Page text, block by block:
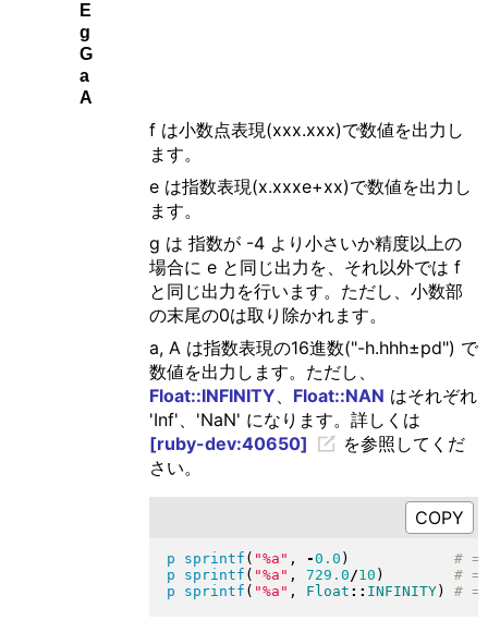
E
g
G
a
A
f は小数点表現(xxx.xxx)で数値を出力し
ます。
e は指数表現(x.xxxe+xx)で数値を出力し
ます。
g は 指数が -4 より小さいか精度以上の
場合に e と同じ出力を、それ以外では f
と同じ出力を行います。ただし、小数部
の末尾の0は取り除かれます。
a, A は指数表現の16進数("-h.hhh±pd") で
数値を出力します。ただし、
Float::INFINITY、 Float::NAN はそれぞれ
'Inf'、'NaN' になります。詳しくは
[ruby-dev:40650]
を参照してくだ
さい。
p sprintf ( "%a " , -0.0 )
p
sprintf ( "%a " , 729.0/10 )
p
sprintf ( "%a " , Float :: INFINITY)